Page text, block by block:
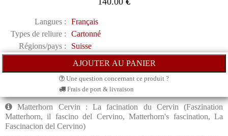
Langues :
Français
Types de reliure :
Cartonné
Régions/pays :
Suisse
Une question concernant ce produit ?
Frais de port & livraison
Matterhorn Cervin : La facination du Cervin (Faszination
Matterhorn, il fascino del Cervino, Matterhorn's fascination, La
Fascinacion del Cervino)